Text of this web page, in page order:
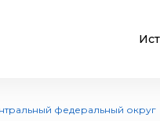
федеральный округ